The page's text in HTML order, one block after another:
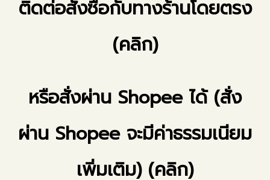
ติดต่อสั่งซื้อกับทางร้านโดยตรง
(คลิก)
หรือสั่งผ่าน Shopee ได้ (สั่ง
ผ่าน Shopee จะมีค่าธรรมเนียม
เพิ่มเติม) (คลิก)